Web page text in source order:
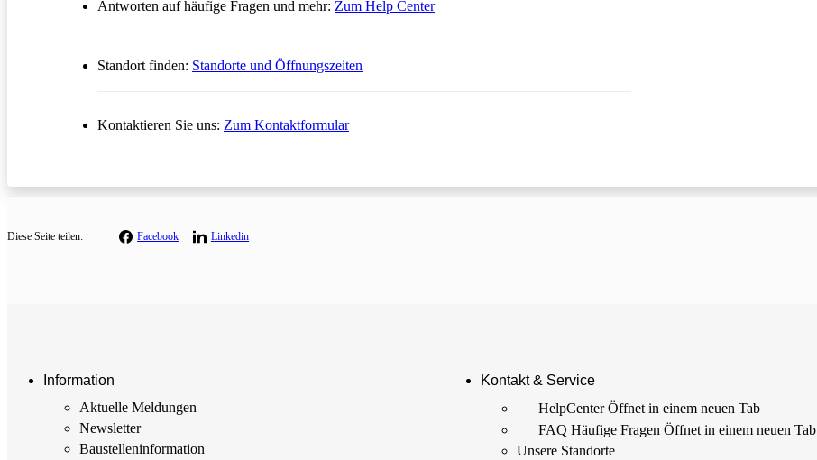
Antworten auf häufige Fragen und mehr: Zum Help CenterÖffnet in einem neuen Tab
Standort finden: Standorte und Öffnungszeiten
Kontaktieren Sie uns: Zum KontaktformularÖffnet in einem neuen Tab
Diese Seite teilen: Facebook Linkedin
Information
Aktuelle Meldungen
Newsletter
Baustellen­information
Kontakt & Service
HelpCenterÖffnet in einem neuen Tab
FAQ Häufige Fragen Öffnet in einem neuen Tab
Unsere Standorte